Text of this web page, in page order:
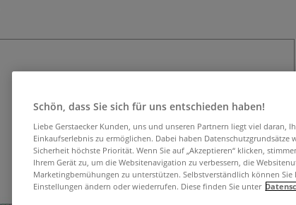
Schön, dass Sie sich für uns entschieden haben!
Liebe Gerstaecker Kunden, uns und unseren Partnern liegt viel daran,
Einkaufserlebnis zu ermöglichen. Dabei haben Datenschutzgrundsätze
Sicherheit höchste Priorität. Wenn Sie auf „Akzeptieren“ klicken,
Ihrem Gerät zu, um die Websitenavigation zu verbessern, die
Marketingbemühungen zu unterstützen. Selbstverständlich können
Einstellungen ändern oder wiederrufen. Diese finden Sie unter